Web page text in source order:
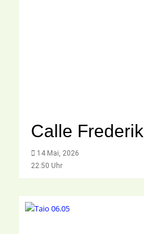
Calle Frederik
14 Mai, 2026
22:50 Uhr